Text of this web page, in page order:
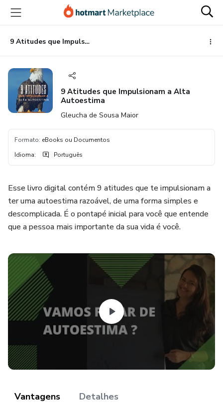
para
conteúdo
principal
para
pagamento
para
rodapé
9 Atitudes que Impulsionam a Alta Autoestima
9 Atitudes que Impulsionam a Alta
Autoestima
Gleucha de Sousa Maior
Formato: eBooks ou Documentos
Idioma: Português
Esse livro digital contém 9 atitudes que te impulsionam a
ter uma autoestima razoável, de uma forma simples e
descomplicada. É o pontapé inicial para você que entende
que a pessoa mais importante da sua vida é você.
Vantagens Detalhes